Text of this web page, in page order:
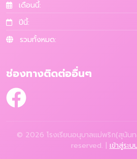
เดือนนี้:
ปีนี้:
รวมทั้งหมด:
ช่องทางติดต่ออื่นๆ
© 2026 โรงเรียนอนุบาลแม่พริก(สุนัน
reserved. |เข้าสู่ระ